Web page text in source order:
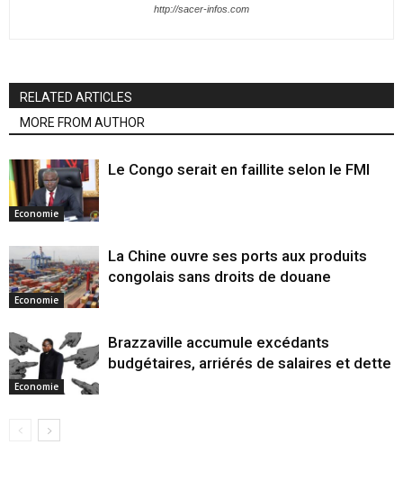
http://sacer-infos.com
RELATED ARTICLES
MORE FROM AUTHOR
Economie
Le Congo serait en faillite selon le FMI
Economie
La Chine ouvre ses ports aux produits
congolais sans droits de douane
Economie
Brazzaville accumule excédants
budgétaires, arriérés de salaires et dette